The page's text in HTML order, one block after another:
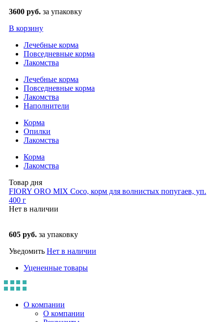
3600 руб. за упаковку
В корзину
Лечебные корма
Повседневные корма
Лакомства
Лечебные корма
Повседневные корма
Лакомства
Наполнители
Корма
Опилки
Лакомства
Корма
Лакомства
Товар дня
FIORY ORO MIX Coco, корм для волнистых попугаев, уп.
400 г
Нет в наличии
605 руб. за упаковку
Уведомить Нет в наличии
Уцененные товары
О компании
О компании